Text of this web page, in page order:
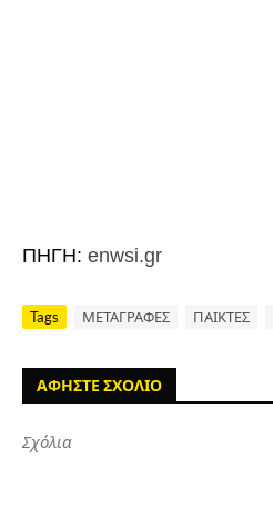
ΠΗΓΗ: enwsi.gr
Tags ΜΕΤΑΓΡΑΦΕΣ ΠΑΙΚΤΕΣ
ΑΦΗΣΤΕ ΣΧΟΛΙΟ
Σχόλια